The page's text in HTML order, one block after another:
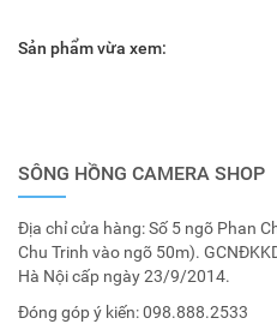
Sản phẩm vừa xem:
SÔNG HỒNG CAMERA SHOP
Địa chỉ cửa hàng: Số 5 ngõ Phan
Chu Trinh vào ngõ 50m).
Hà Nội cấp ngày 23/9/2014.
Đóng góp ý kiến:098.888.2533